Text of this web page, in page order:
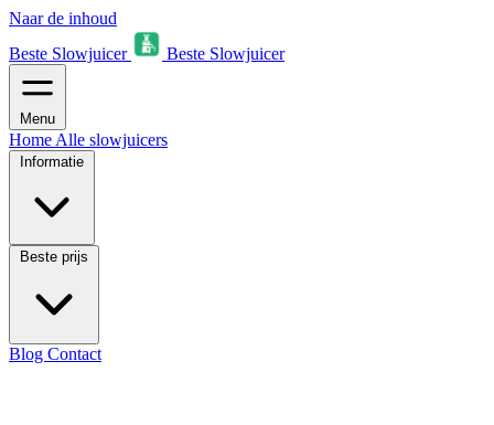
Naar de inhoud
Beste Slowjuicer
Beste Slowjuicer
Menu
Home Alle slowjuicers
Informatie
Beste prijs
Blog Contact